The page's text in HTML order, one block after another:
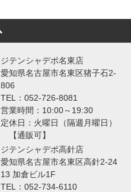
ジテンシャデポ名東店
愛知県名古屋市名東区猪子石2-
806
TEL：052-726-8081
営業時間：10:00～19:30
定休日：火曜日（隔週月曜日）
【通販可】
ジテンシャデポ高針店
愛知県名古屋市名東区高針2-24
13 加倉ビル1F
TEL：052-734-6110